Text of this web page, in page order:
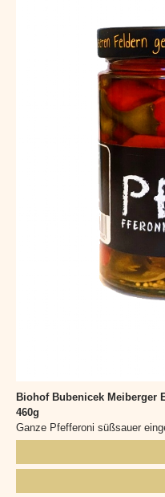
Biohof Bubenicek Meiberger
460g
Ganze Pfefferoni süßsauer